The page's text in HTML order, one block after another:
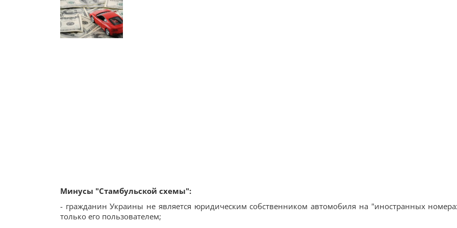
Минусы "Стамбульской схемы":
- гражданин Украины не является юридическим собственником автомобиля на "иностранных
только его пользователем;